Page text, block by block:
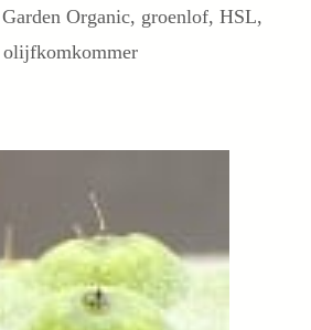
Garden Organic, groenlof, HSL,
olijfkomkommer